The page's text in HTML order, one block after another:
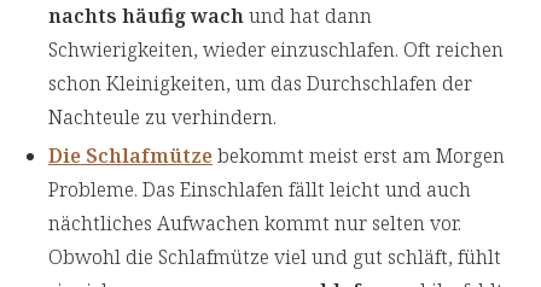
nachts häufig wachund hat dann
Schwierigkeiten, wieder einzuschlafen. Oft reichen
schon Kleinigkeiten, um das Durchschlafen der
Nachteule zu verhindern.
Die Schlafmützebekommt meist erst am Morgen
Probleme. Das Einschlafen fällt leicht und auch
nächtliches Aufwachen kommt nur selten vor.
Obwohl die Schlafmütze viel und gut schläft, fühlt